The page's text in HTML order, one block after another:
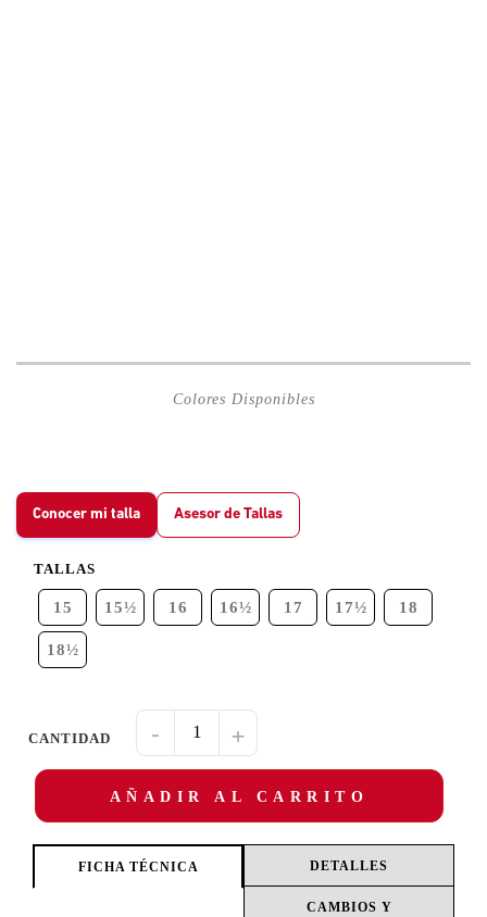
Conocer mi talla Asesor de Tallas
TALLAS
15 15½ 16 16½ 17 17½ 18
18½
- +
AÑADIR AL CARRITO
FICHA TÉCNICA DETALLES
CAMBIOS Y